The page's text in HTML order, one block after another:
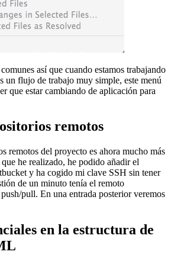
así que cuando estamos trabajando
un flujo de trabajo muy simple, este menú
que estar cambiando de aplicación para
remotos
remotos del proyecto es ahora mucho más
he realizado, he podido añadir el
y ha cogido mi clave SSH sin tener
de un minuto tenía el remoto
pull. En una entrada posterior veremos
en la estructura de